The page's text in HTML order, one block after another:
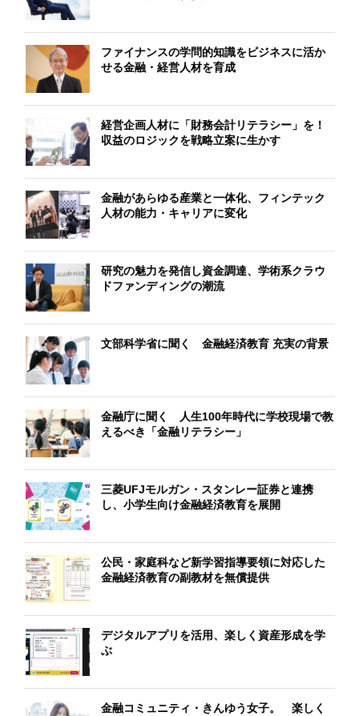
ファイナンスの学問的知識をビジネスに活か
せる金融・経営人材を育成
経営企画⼈材に「財務会計リテラシー」を！
収益のロジックを戦略立案に⽣かす
金融があらゆる産業と一体化、フィンテック
人材の能力・キャリアに変化
研究の魅力を発信し資金調達、学術系クラウ
ドファンディングの潮流
文部科学省に聞く 金融経済教育 充実の背景
金融庁に聞く 人生100年時代に学校現場で教
えるべき「金融リテラシー」
三菱UFJモルガン・スタンレー証券と連携
し、小学生向け金融経済教育を展開
公民・家庭科など新学習指導要領に対応した
金融経済教育の副教材を無償提供
デジタルアプリを活用、楽しく資産形成を学
ぶ
金融コミュニティ・きんゆう女子。 楽しく